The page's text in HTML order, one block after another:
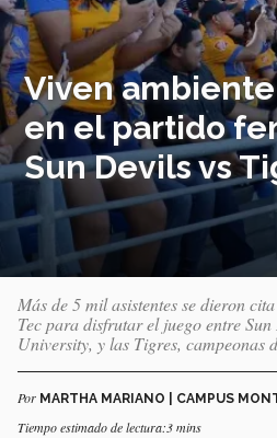
Viven
en el partido
Sun Devils vs
Más de 5 mil asistentes se dieron
Tec para disfrutar el juego entre
University, y las Tigres, campeonas
Por MARTHA MARIANO | CAMPUS
Tiempo estimado de lectura:3 mins